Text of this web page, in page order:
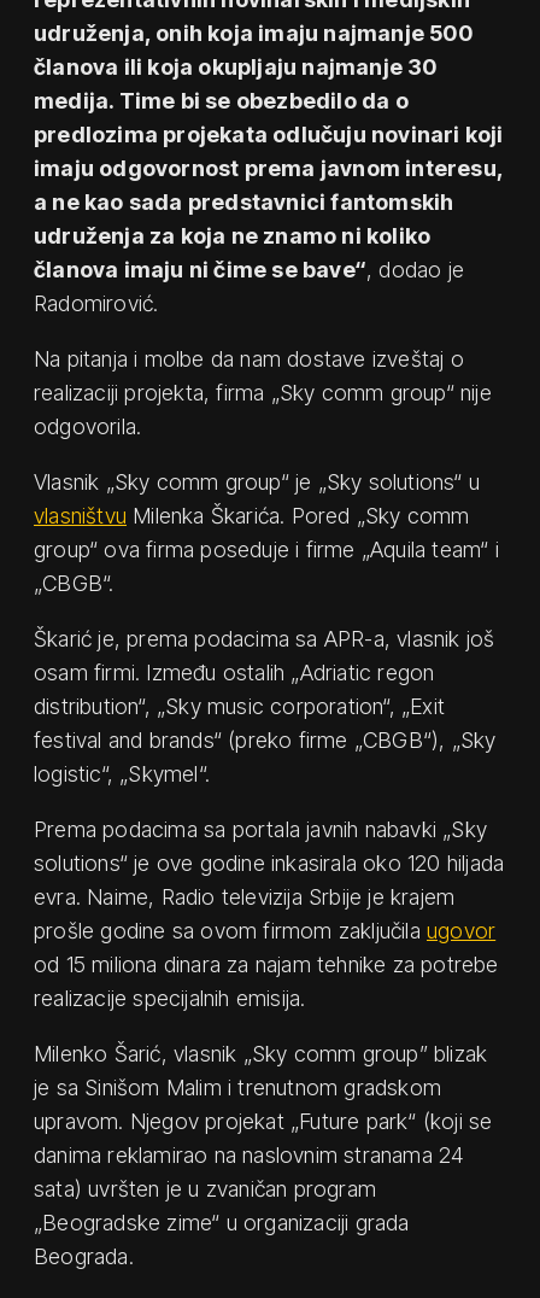
udruženja, onih koja imaju najmanje 500
članova ili koja okupljaju najmanje 30
medija. Time bi se obezbedilo da o
predlozima projekata odlučuju novinari koji
imaju odgovornost prema javnom interesu,
a ne kao sada predstavnici fantomskih
udruženja za koja ne znamo ni koliko
članova imaju ni čime se bave“, dodao je
Radomirović.
Na pitanja i molbe da nam dostave izveštaj o
realizaciji projekta, firma „Sky comm group“ nije
odgovorila.
Vlasnik „Sky comm group“ je „Sky solutions“ u
vlasništvu Milenka Škarića. Pored „Sky comm
group“ ova firma poseduje i firme „Aquila team“ i
„CBGB“.
Škarić je, prema podacima sa APR-a, vlasnik još
osam firmi. Između ostalih „Adriatic regon
distribution“, „Sky music corporation“, „Exit
festival and brands“ (preko firme „CBGB“), „Sky
logistic“, „Skymel“.
Prema podacima sa portala javnih nabavki „Sky
solutions“ je ove godine inkasirala oko 120 hiljada
evra. Naime, Radio televizija Srbije je krajem
prošle godine sa ovom firmom zaključila ugovor
od 15 miliona dinara za najam tehnike za potrebe
realizacije specijalnih emisija.
Milenko Šarić, vlasnik „Sky comm group” blizak
je sa Sinišom Malim i trenutnom gradskom
upravom. Njegov projekat „Future park“ (koji se
danima reklamirao na naslovnim stranama 24
sata) uvršten je u zvaničan program
„Beogradske zime“ u organizaciji grada
Beograda.